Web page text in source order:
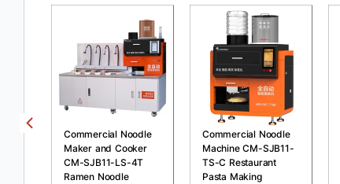
Commercial Noodle
Maker and Cooker
CM-SJB11-LS-4T
Ramen Noodle
Commercial Noodle
Machine CM-SJB11-
TS-C Restaurant
Pasta Making